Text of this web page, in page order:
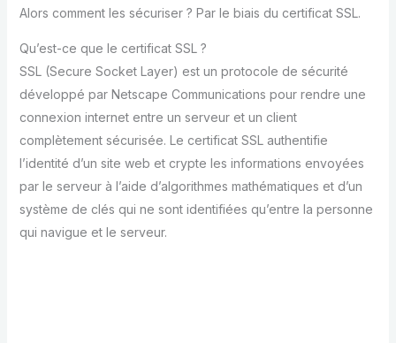
Alors comment les sécuriser ? Par le biais du certificat SSL.
Qu’est-ce que le certificat SSL ?
SSL (Secure Socket Layer) est un protocole de sécurité
développé par Netscape Communications pour rendre une
connexion internet entre un serveur et un client
complètement sécurisée. Le certificat SSL authentifie
l’identité d’un site web et crypte les informations envoyées
par le serveur à l’aide d’algorithmes mathématiques et d’un
système de clés qui ne sont identifiées qu’entre la personne
qui navigue et le serveur.